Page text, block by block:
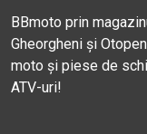
BBmoto prin
Gheorgheni și
moto și piese de
ATV-uri!